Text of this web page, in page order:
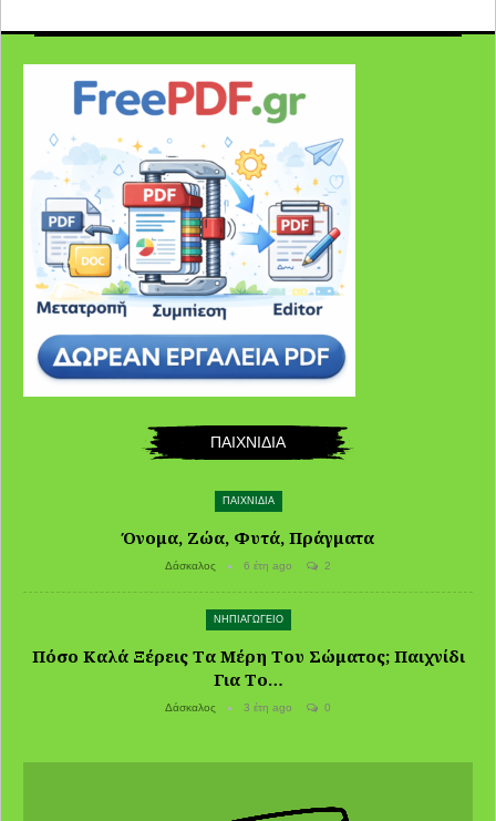
ΠΑΙΧΝΙΔΙΑ
ΠΑΙΧΝΙΔΙΑ
Όνομα, Ζώα, Φυτά, Πράγματα
Δάσκαλος 6 έτη ago 2
ΝΗΠΙΑΓΩΓΕΙΟ
Πόσο Καλά Ξέρεις Τα Μέρη Του Σώματος; Παιχνίδι
Για Το…
Δάσκαλος 3 έτη ago 0